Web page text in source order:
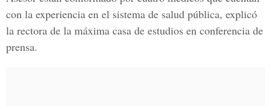
con la experiencia en el sistema de salud pública, explicó
la rectora de la máxima casa de estudios en conferencia de
prensa.